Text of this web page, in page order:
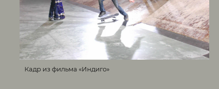
Кадр из фильма «Индиго»